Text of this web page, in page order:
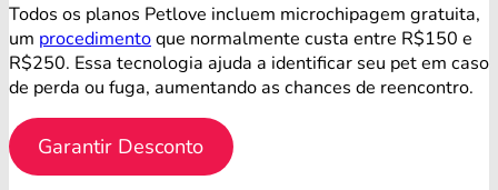
Todos os planos Petlove incluem microchipagem gratuita,
um procedimentoque normalmente custa entre R$150 e
R$250. Essa tecnologia ajuda a identificar seu pet em caso
de perda ou fuga, aumentando as chances de reencontro.
Garantir Desconto